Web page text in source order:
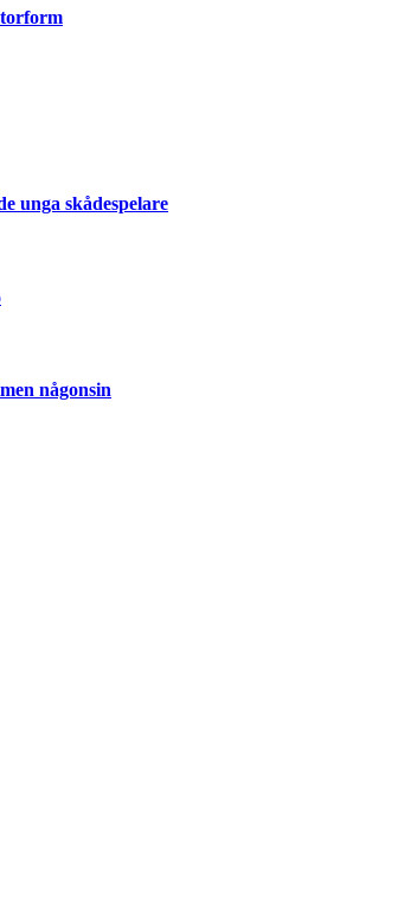
unga skådespelare
någonsin